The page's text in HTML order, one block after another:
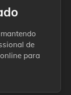
de
para